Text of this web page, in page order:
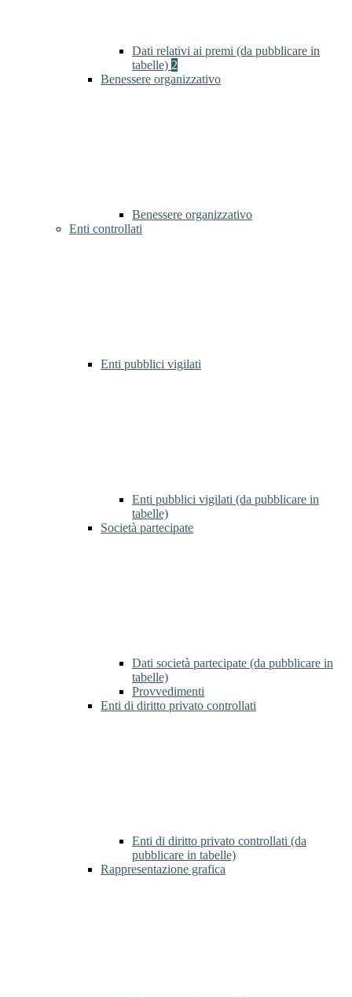
Dati relativi ai premi (da pubblicare in
tabelle) 2
Benessere organizzativo
Benessere organizzativo
Enti controllati
Enti pubblici vigilati
Enti pubblici vigilati (da pubblicare in
tabelle)
Società partecipate
Dati società partecipate (da pubblicare in
tabelle)
Provvedimenti
Enti di diritto privato controllati
Enti di diritto privato controllati (da
pubblicare in tabelle)
Rappresentazione grafica